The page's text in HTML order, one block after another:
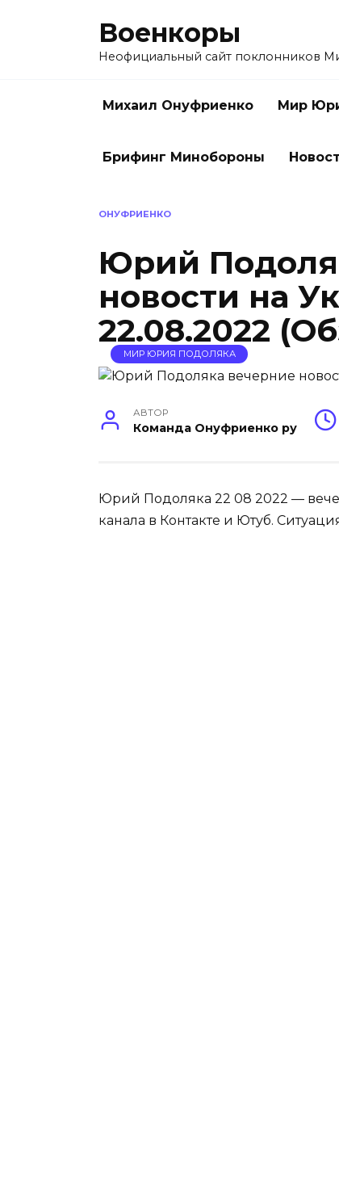
Военкоры
Неофициальный сайт поклонников
Михаил Онуфриенко Мир
Брифинг Минобороны
ОНУФРИЕНКО
Юрий
новости на
22.08.2022
МИР ЮРИЯ ПОДОЛЯКА
АВТОР
Команда Онуфриенко ру
Юрий Подоляка 22 08 2022 —
канала в Контакте и Ютуб.